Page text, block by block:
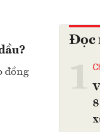
đồng
Đọc